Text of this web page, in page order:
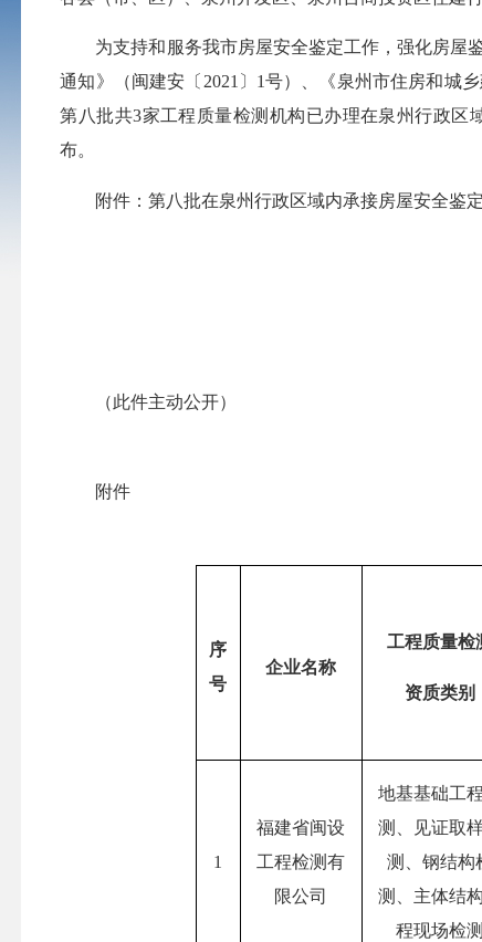
为支持和服务我市房屋安全鉴定工作，强化房屋
通知》（闽建安〔 2021〕1号）、《泉州市住房和城
第八批共3家工程质量检测机构已办理在泉州行政区
布。
附件：第八批在泉州行政区域内承接房屋安全鉴
（此件主动公开）
附件
序
号
企业名称
工程质量检
资质类别
1
福建省闽设
工程检测有
限公司
地基基础工
测、见证取
测、钢结构
测、主体结
程现场检测